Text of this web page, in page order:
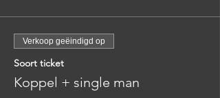
Verkoop geëindigd op
Soort ticket
Koppel + single man